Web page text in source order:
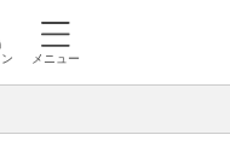
メニュー